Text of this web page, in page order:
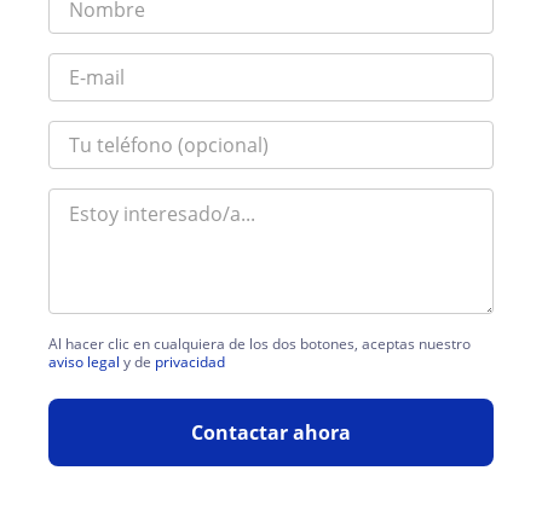
Al hacer clic en cualquiera de los dos botones, aceptas nuestro
aviso legal y de privacidad
Contactar ahora